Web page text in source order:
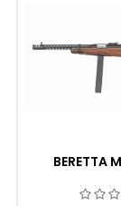
BERETTA